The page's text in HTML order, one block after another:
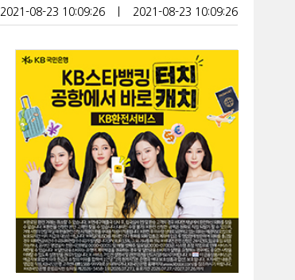
2021-08-23 10:09:26 2021-08-23 10:09:26